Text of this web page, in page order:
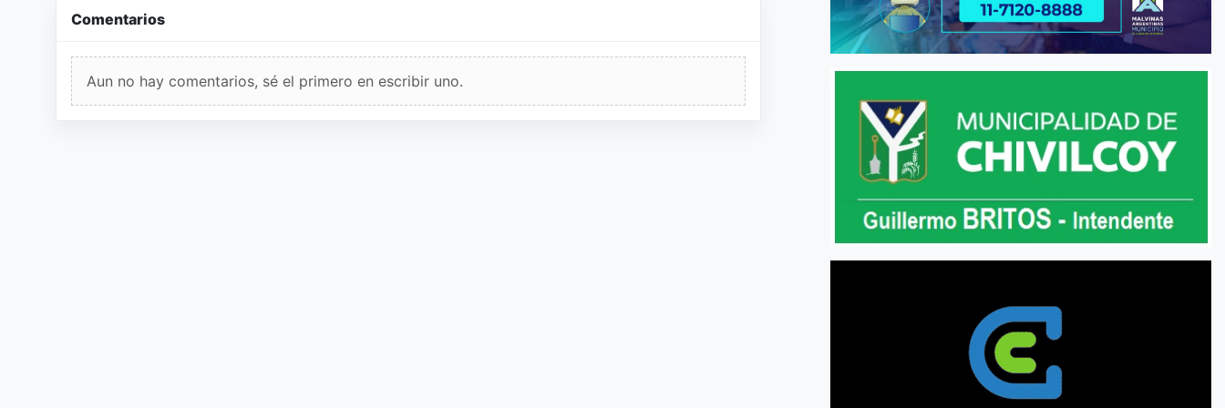
Comentarios
Aun no hay comentarios, sé el primero en escribir uno.